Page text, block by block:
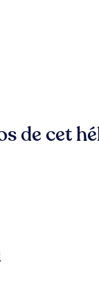
de cet